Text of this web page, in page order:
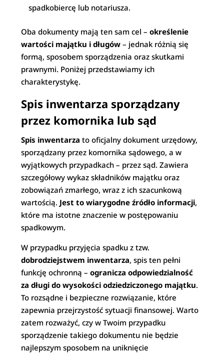
spadkobiercę lub notariusza.
Oba dokumenty mają ten sam cel –określenie
wartości majątku i długów – jednak różnią się
formą, sposobem sporządzenia oraz skutkami
prawnymi. Poniżej przedstawiamy ich
charakterystykę.
Spis inwentarza sporządzany
przez komornika lub sąd
Spis inwentarza to oficjalny dokument urzędowy,
sporządzany przez komornika sądowego, a w
wyjątkowych przypadkach – przez sąd. Zawiera
szczegółowy wykaz składników majątku oraz
zobowiązań zmarłego, wraz z ich szacunkową
wartością. Jest to wiarygodne źródło informacji,
które ma istotne znaczenie w postępowaniu
spadkowym.
W przypadku przyjęcia spadku z tzw.
dobrodziejstwem inwentarza, spis ten pełni
funkcję ochronną –ogranicza odpowiedzialność
za długi do wysokości odziedziczonego majątku.
To rozsądne i bezpieczne rozwiązanie, które
zapewnia przejrzystość sytuacji finansowej. Warto
zatem rozważyć, czy w Twoim przypadku
sporządzenie takiego dokumentu nie będzie
najlepszym sposobem na uniknięcie